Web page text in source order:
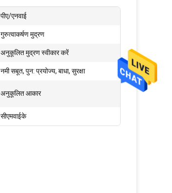
पीए/एनवाई
गुरुत्वाकर्षण मुद्रण
अनुकूलित मुद्रण स्वीकार करें
नमी सबूत, पुन: प्रयोज्य, बाधा, सुरक्षा
अनुकूलित आकार
सीएमवाईके